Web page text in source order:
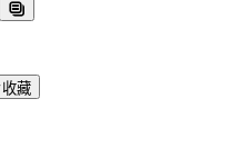
收藏